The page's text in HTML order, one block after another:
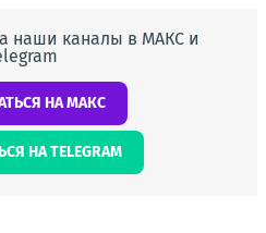
наши каналы в МАКС и
НА МАКС
НА TELEGRAM